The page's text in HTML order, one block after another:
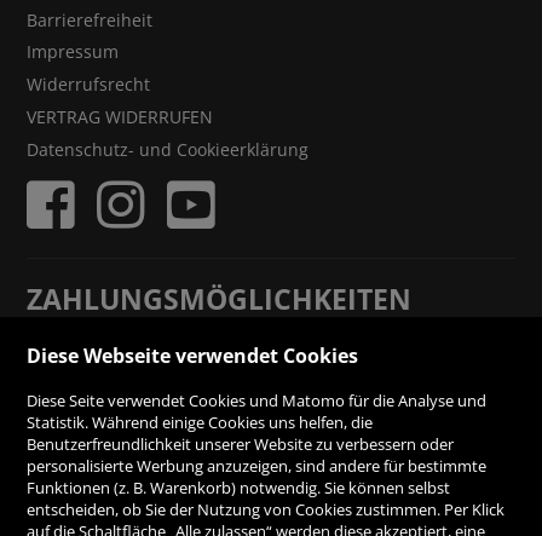
Barrierefreiheit
Impressum
Widerrufsrecht
VERTRAG WIDERRUFEN
Datenschutz- und Cookieerklärung
ZAHLUNGSMÖGLICHKEITEN
Rechnung
Vorauskasse
SICHER ONLINE SHOPPEN!
Diese Webseite verwendet Cookies
Diese Seite verwendet Cookies und Matomo für die Analyse und
Statistik. Während einige Cookies uns helfen, die
Benutzerfreundlichkeit unserer Website zu verbessern oder
personalisierte Werbung anzuzeigen, sind andere für bestimmte
Funktionen (z. B. Warenkorb) notwendig. Sie können selbst
entscheiden, ob Sie der Nutzung von Cookies zustimmen. Per Klick
auf die Schaltfläche „Alle zulassen“ werden diese akzeptiert, eine